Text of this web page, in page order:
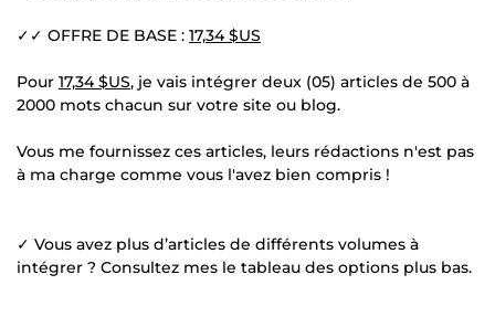
✓✓ OFFRE DE BASE : 17,34 $US
Pour 17,34 $US, je vais intégrer deux (05) articles de 500 à
2000 mots chacun sur votre site ou blog.
Vous me fournissez ces articles, leurs rédactions n'est pas
à ma charge comme vous l'avez bien compris !
✓ Vous avez plus d’articles de différents volumes à
intégrer ? Consultez mes le tableau des options plus bas.